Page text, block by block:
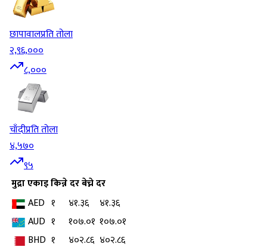
छापावालप्रति तोला
२,९६,०००
८,०००
चाँदीप्रति तोला
४,५७०
९५
मुद्राएकाइकिन्ने दरबेच्ने दर
AED १ ४१.३६
४१.३६
AUD १ १०७.०१ १०७.०१
BHD १ ४०२.८६ ४०२.८६